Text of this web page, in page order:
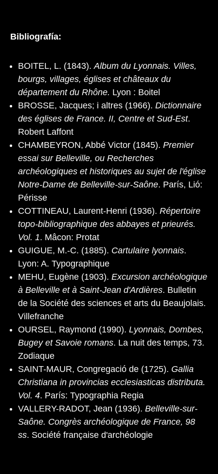
Bibliografía:
BOITEL, L. (1843). Album du Lyonnais. Villes,
bourgs, villages, églises et châteaux du
département du Rhône. Lyon : Boitel
BROSSE, Jacques; i altres (1966). Dictionnaire
des églises de France. II, Centre et Sud-Est.
Robert Laffont
CHAMBEYRON, Abbé Victor (1845). Premier
essai sur Belleville, ou Recherches
archéologiques et historiques au sujet de l'église
Notre-Dame de Belleville-sur-Saône. París, Lió:
Périsse
COTTINEAU, Laurent-Henri (1936). Répertoire
topo-bibliographique des abbayes et prieurés.
Vol. 1. Mâcon: Protat
GUIGUE, M.-C. (1885). Cartulaire lyonnais.
Lyon: A. Typographique
MEHU, Eugène (1903). Excursion archéologique
à Belleville et à Saint-Jean d'Ardières. Bulletin
de la Société des sciences et arts du Beaujolais.
Villefranche
OURSEL, Raymond (1990). Lyonnais, Dombes,
Bugey et Savoie romans. La nuit des temps, 73.
Zodiaque
SAINT-MAUR, Congregació de (1725). Gallia
Christiana in provincias ecclesiasticas distributa.
Vol. 4. París: Typographia Regia
VALLERY-RADOT, Jean (1936). Belleville-sur-
Saône. Congrès archéologique de France, 98
ss. Société française d'archéologie